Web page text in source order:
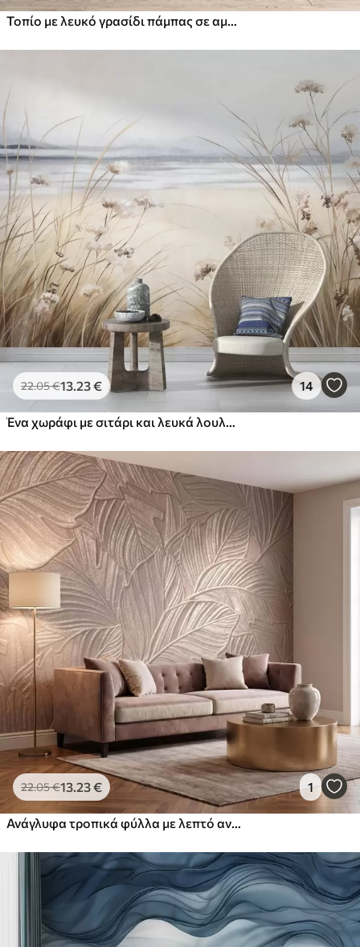
Τοπίο με λευκό γρασίδι πάμπας σε αμμόλοφο, με γαλάζιο ωκεανό στο φόντο, απαλό, μινιμαλιστικό στυλ
22.05€13.23€ 14
Ένα χωράφι με σιτάρι και λευκά λουλούδια σε πρώτο πλάνο, μια παραλία και ο ωκεανός στο φόντο, ουδέτερα παστέλ απαλά χρώματα
22.05€13.23€ 1
Ανάγλυφα τροπικά φύλλα με λεπτό ανάγλυφο σε ζεστούς μπεζ τόνους